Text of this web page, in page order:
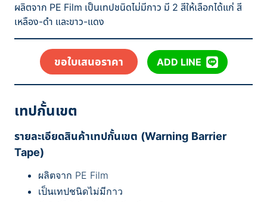
ผลิตจาก PE Film เป็นเทปชนิดไม่มีกาว มี 2 สีให้เลือกได้แก่ สี
เหลือง-ดำ และขาว-แดง
ขอใบเสนอราคา ADD LINE
เทปกั้นเขต
รายละเอียดสินค้าเทปกั้นเขต (Warning Barrier
Tape)
ผลิตจาก PE Film
เป็นเทปชนิดไม่มีกาว